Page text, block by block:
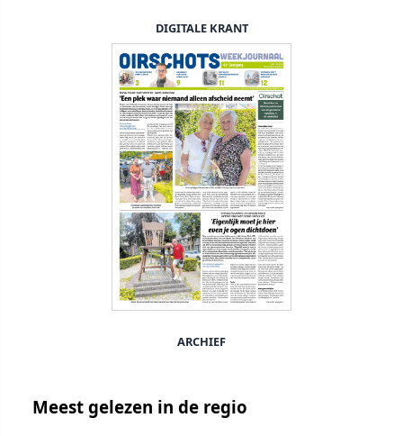
DIGITALE KRANT
ARCHIEF
Meest gelezen in de regio